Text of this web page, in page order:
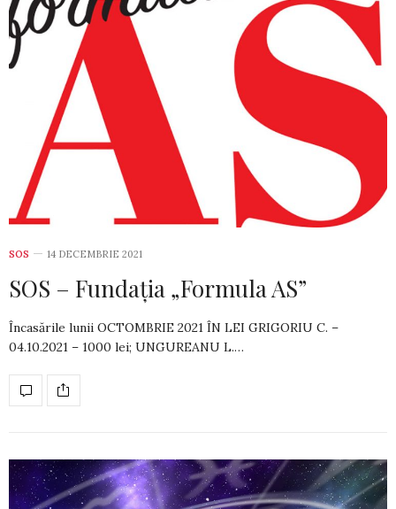
SOS 14 DECEMBRIE 2021
SOS – Fundația „Formula AS”
Încasările lunii OCTOMBRIE 2021 ÎN LEI GRIGORIU C. –
04.10.2021 – 1000 lei; UN­GU­REANU L.…